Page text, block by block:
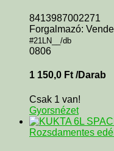
8413987002271
Forgalmazó:
#21LN__/db
0806
1 150,0 Ft /Darab
Csak 1 van!
Gyorsnézet
Rozsdamentes